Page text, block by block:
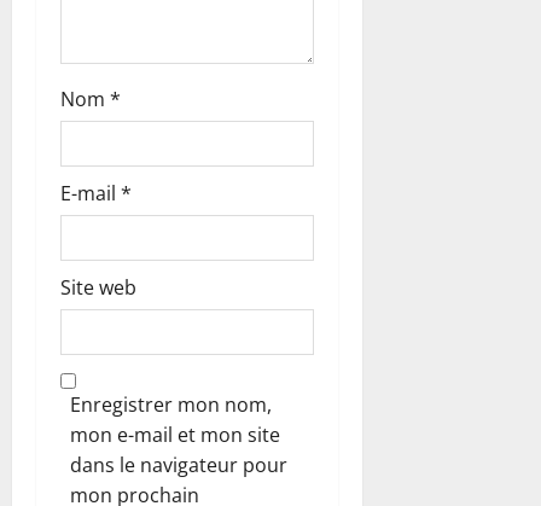
c
l
e
Nom *
E-mail *
Site web
Enregistrer mon nom,
mon e-mail et mon site
dans le navigateur pour
mon prochain